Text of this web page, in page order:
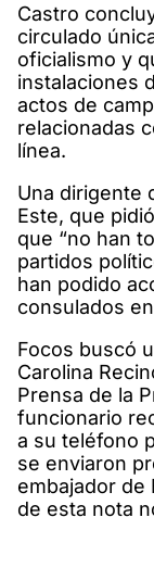
Castro
circulado
oficialismo y
instalaciones
actos de
relacionadas
línea.
Una dirigente
Este, que
que “no han
partidos
han podido
consulados
Focos buscó
Carolina
Prensa de la
funcionario
a su teléfono
se enviaron
embajador de
de esta nota